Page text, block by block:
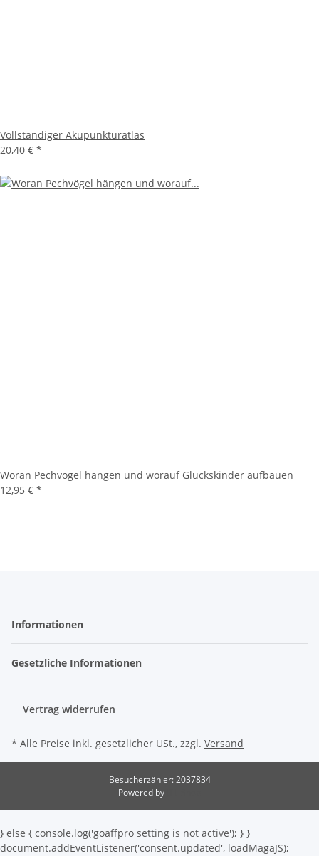
Vollständiger Akupunkturatlas
20,40 € *
Woran Pechvögel hängen und worauf Glückskinder aufbauen
12,95 € *
Informationen
Gesetzliche Informationen
Vertrag widerrufen
* Alle Preise inkl. gesetzlicher USt., zzgl. Versand
Besucherzähler: 2037834
Powered by
} else { console.log('goaffpro setting is not active'); } }
document.addEventListener('consent.updated', loadMagaJS);